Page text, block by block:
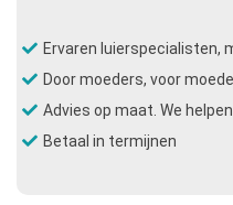
Ervaren luierspecialisten,
Door moeders, voor
Advies op maat. We
Betaal in termijnen